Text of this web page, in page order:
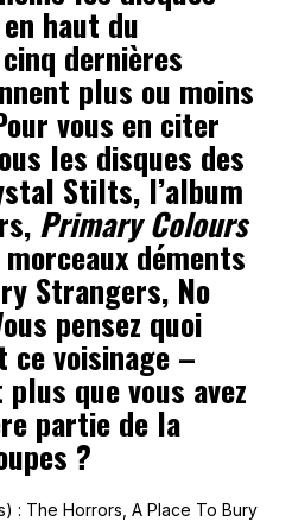
haut du
dernières
plus ou moins
vous en citer
les disques des
Stilts, l’album
Primary Colours
déments
Strangers, No
pensez quoi
ce voisinage –
que vous avez
partie de la
?
: The Horrors, A Place To Bury